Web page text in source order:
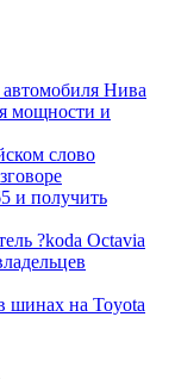
Нива
мощности и
слово
и получить
?koda Octavia
шинах на Toyota